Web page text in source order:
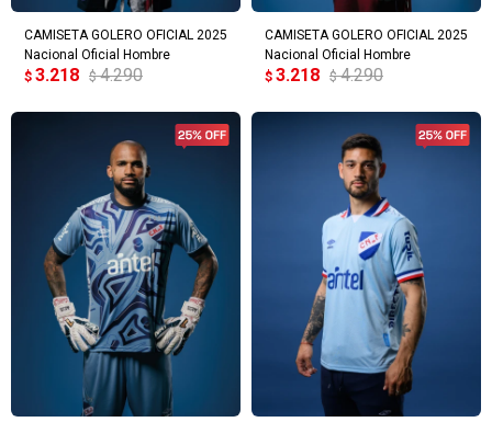
CAMISETA GOLERO OFICIAL 2025
Nacional Oficial Hombre
$ 3.218 $ 4.290
CAMISETA GOLERO OFICIAL 2025
Nacional Oficial Hombre
$ 3.218 $ 4.290
Día Mes Año
* sujeto a aprobación crediticia. El monto disponible
puede variar por comercio